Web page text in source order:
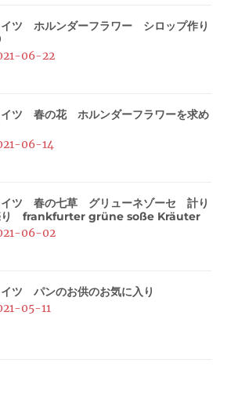
イツ ホルンダーフラワー シロップ作り
06-22
イツ 春の花 ホルンダーフラワーを求め
06-14
イツ 春の七草 グリューネゾーセ 計り
り frankfurter grüne soße Kräuter
06-02
イツ パンのお供のお気に入り
05-11